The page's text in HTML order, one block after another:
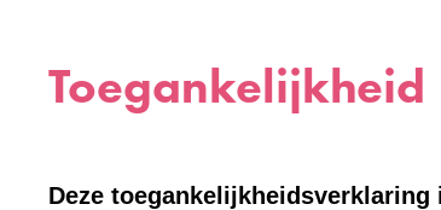
Toegankelijkheid
Deze